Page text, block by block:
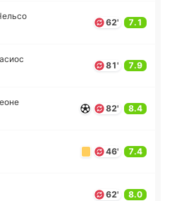
62' 7.1
81' 7.9
82' 8.4
46' 7.4
62' 8.0